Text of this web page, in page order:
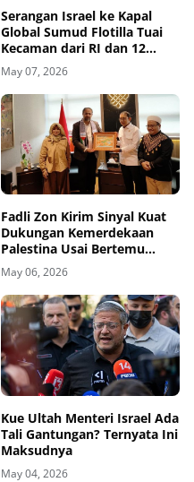
Serangan Israel ke Kapal
Global Sumud Flotilla Tuai
Kecaman dari RI dan 12
Negara
May 07, 2026
Fadli Zon Kirim Sinyal Kuat
Dukungan Kemerdekaan
Palestina Usai Bertemu
Delegasi di Kemenbud
May 06, 2026
Kue Ultah Menteri Israel Ada
Tali Gantungan? Ternyata Ini
Maksudnya
May 04, 2026